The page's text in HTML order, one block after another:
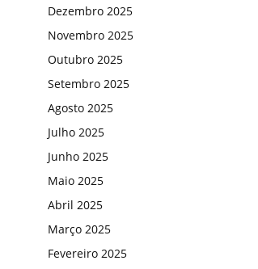
Dezembro 2025
Novembro 2025
Outubro 2025
Setembro 2025
Agosto 2025
Julho 2025
Junho 2025
Maio 2025
Abril 2025
Março 2025
Fevereiro 2025